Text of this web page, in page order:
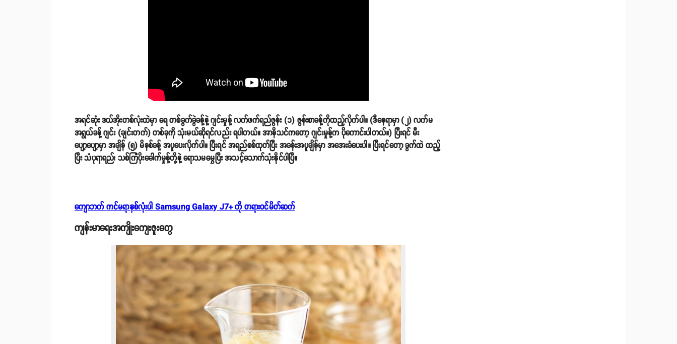
အရင်ဆုံး ဒယ်အိုးတစ်လုံးထဲမှာ ရေ တစ်ခွက်ခွဲခန့်နဲ့ ဂျင်းမှုန့် လက်ဖက်ရည်ဇွန်း (၁) ဇွန်းစာခန့်ကိုထည့်လိုက်ပါ။ (ဒီနေရာမှာ (၂) လက်မ
အရွယ်ခန့် ဂျင်း (ချင်းတက်) တစ်ခုကို သုံးမယ်ဆိုရင်လည်း ရပါတယ်။ အာနိသင်ကတော့ ဂျင်းမှုန့်က ပိုကောင်းပါတယ်။) ပြီးရင် မီး
ပျော့ပျော့မှာ အချိန် (၅) မိနစ်ခန့် အပူပေးလိုက်ပါ။ ပြီးရင် အရည်စစ်ထုတ်ပြီး အခန်းအပူချိန်မှာ အအေးခံပေးပါ။ ပြီးရင်တော့ ခွက်ထဲ ထည့်
ပြီး သံပုရာရည်၊ သစ်ကြံပိုးခေါက်မှုန့်တို့နဲ့ ရောသမမွှေပြီး အသင့်သောက်သုံးနိုင်ပါပြီ။
ကျောဘက် ကင်မရာနှစ်လုံးပါ Samsung Galaxy J7+ ကို တရားဝင်မိတ်ဆက်
ကျန်းမာရေးအကျိုးကျေးဇူးတွေ